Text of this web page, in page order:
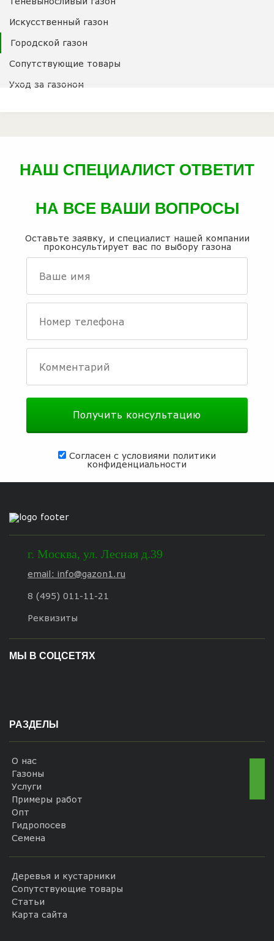
Искусственный газон
Городской газон
Сопутствующие товары
Уход за газоном
НАШ СПЕЦИАЛИСТ ОТВЕТИТ
НА ВСЕ ВАШИ ВОПРОСЫ
Оставьте заявку, и специалист нашей компании
проконсультирует вас по выбору газона
Согласен с условиями политики
конфиденциальности
г. Москва, ул. Лесная д.39
email: info@gazon1.ru
8 (495) 011-11-21
Реквизиты
МЫ В СОЦСЕТЯХ
РАЗДЕЛЫ
О нас
Газоны
Услуги
Примеры работ
Опт
Гидропосев
Семена
Деревья и кустарники
Сопутствующие товары
Статьи
Карта сайта